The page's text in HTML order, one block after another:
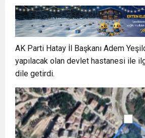
AK Parti Hatay İl Başkanı Adem
yapılacak olan devlet hastanesi ile
dile getirdi.